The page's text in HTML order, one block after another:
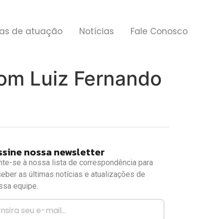
de atuação Notícias Fale Conosco
Luiz Fernando
nossa newsletter
se à nossa lista de correspondência para
as últimas notícias e atualizações de
equipe.